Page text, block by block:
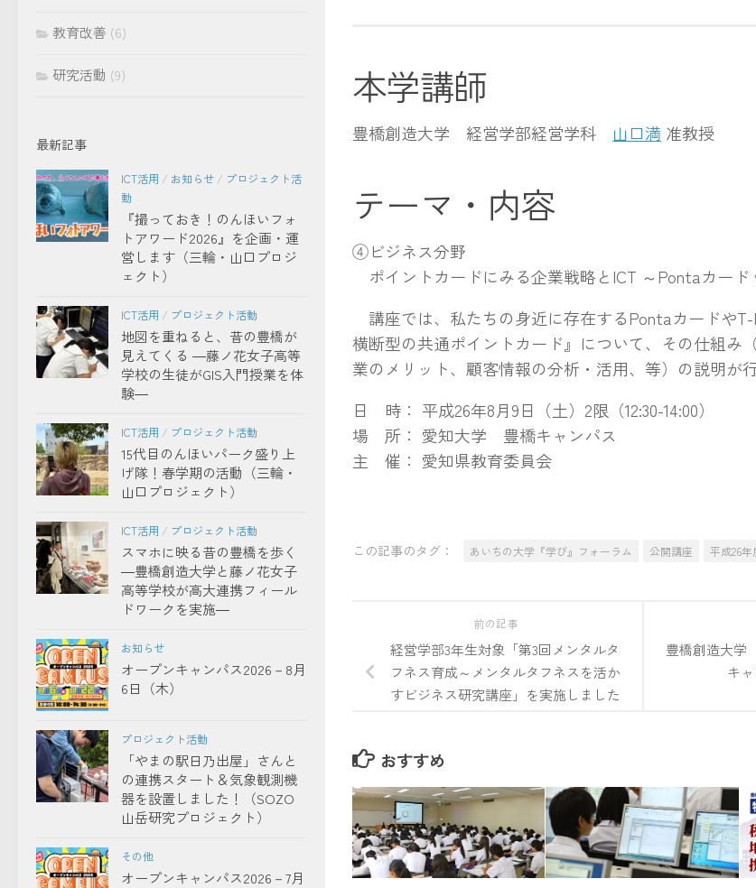
本学講師
豊橋創造大学 経営学部経営学科 山口満 准教授
テーマ・内容
④ビジネス分野
ポイントカードにみる企業戦略とICT ～Pontaカード
講座では、私たちの身近に存在するPontaカードや
横断型の共通ポイントカード』について、その仕組み
業のメリット、顧客情報の分析・活用、等）の説明が
日 時： 平成26年8月9日（土）2限（12:30-14:00）
場 所： 愛知大学 豊橋キャンパス
主 催： 愛知県教育委員会
この記事のタグ： あいちの大学『学び』フォーラム 公開講座 平成26年
豊橋創造大学
キ
前の記事
経営学部3年生対象「第3回メンタルタ
フネス育成～メンタルタフネスを活か
すビジネス研究講座」を実施しました
おすすめ
教育改善 (6)
研究活動 (9)
最新記事
ICT活用 / お知らせ / プロジェクト活
動
『撮っておき！のんほいフォ
トアワード2026』を企画・運
営します（三輪・山口プロジ
ェクト）
ICT活用 / プロジェクト活動
地図を重ねると、昔の豊橋が
見えてくる ―藤ノ花女子高等
学校の生徒がGIS入門授業を体
験―
ICT活用 / プロジェクト活動
15代目のんほいパーク盛り上
げ隊！春学期の活動（三輪・
山口プロジェクト）
ICT活用 / プロジェクト活動
スマホに映る昔の豊橋を歩く
―豊橋創造大学と藤ノ花女子
高等学校が高大連携フィール
ドワークを実施―
お知らせ
オープンキャンパス2026－8月
6日（木）
プロジェクト活動
「やまの駅日乃出屋」さんと
の連携スタート＆気象観測機
器を設置しました！（SOZO
山岳研究プロジェクト）
その他
オープンキャンパス2026－7月